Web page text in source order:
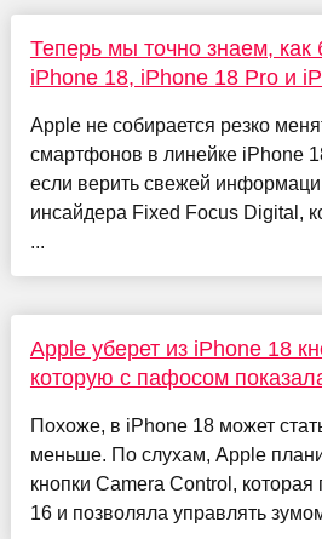
Теперь мы точно знаем, как
iPhone 18, iPhone 18 Pro и
Apple не собирается резко
смартфонов в линейке iPhone
если верить свежей
инсайдера Fixed Focus Digital,
...
Apple уберет из iPhone 18
которую с пафосом
Похоже, в iPhone 18 может
меньше. По слухам, Apple
кнопки Camera Control,
16 и позволяла управлять